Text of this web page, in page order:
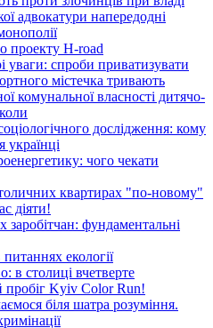
адвокатури напередодні
проекту H-road
уваги: спроби приватизувати
містечка тривають
комунальної власності дитячо-
дослідження: кому
українці
чого чекати
квартирах "по-новому"
діяти!
заробітчан: фундаментальні
екології
в столиці вчетверте
пробіг Kyiv Color Run!
біля шатра розуміння.